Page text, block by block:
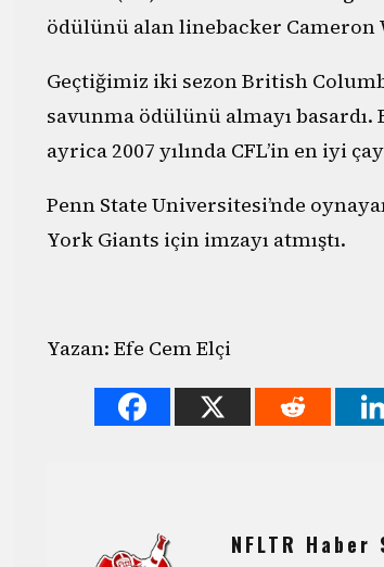
ödülünü alan linebacker Cameron
Geçtiğimiz iki sezon British
savunma ödülünü almayı basardı.
ayrica 2007 yılında CFL’in en iyi
Penn State Universitesi’nde
York Giants için imzayı atmıştı.
Yazan: Efe Cem Elçi
NFLTR Haber